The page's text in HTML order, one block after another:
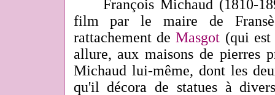
François Michaud (1810-
film par le maire de
rattachement deMasgot (qui
allure, aux maisons de pierres
Michaud lui-même, dont les
qu'il décora de statues à